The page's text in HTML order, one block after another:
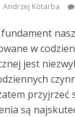
Andrzej Kotarba
w
jest
są